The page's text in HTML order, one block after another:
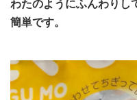
わたのようにふんわりし
簡単です。